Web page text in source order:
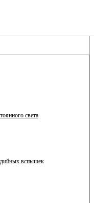
света
вспышек